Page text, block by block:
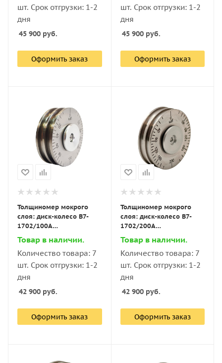
шт. Срок отгрузки: 1-2
дня
45 900 руб.
Оформить заказ
шт. Срок отгрузки: 1-2
дня
45 900руб.
Оформить заказ
Толщиномер мокрого
слоя: диск-колесо В7-
1702/100А
нержавеющая сталь,
диапазон 0–100 мкм
(шаг 5 мкм)
Товар в наличии.
Количество товара: 7
шт. Срок отгрузки: 1-2
дня
42 900 руб.
Оформить заказ
Толщиномер мокрого
слоя: диск-колесо В7-
1702/200А
нержавеющая сталь,
диапазон 0–200 мкм
(шаг 10 мкм)
Товар в наличии.
Количество товара: 7
шт. Срок отгрузки: 1-2
дня
42 900руб.
Оформить заказ